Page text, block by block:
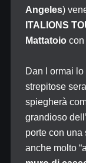
Angeles)
ITALIONS
Mattatoiocon
Dan I ormai
strepitose
spiegherà
grandioso
porte con una
anche molto